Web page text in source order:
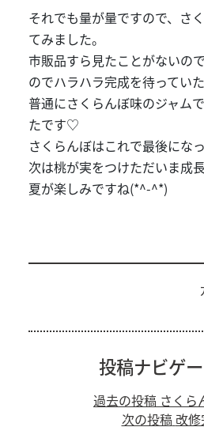
それでも量が量ですので、さ
てみました。
市販品すら見たことがないの
のでハラハラ完成を待ってい
普通にさくらんぼ味のジャム
たです♡
さくらんぼはこれで最後にな
次は桃が実をつけただいま成
夏が楽しみですね(*^-^*)
投稿ナビゲ
過去の投稿 さくら
次の投稿 改